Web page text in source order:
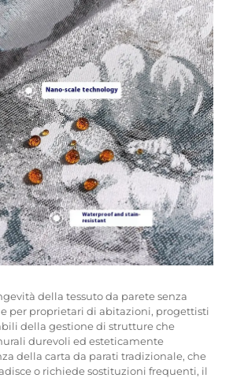
della tessuto da parete senza
per proprietari di abitazioni, progettisti
della gestione di strutture che
durevoli ed esteticamente
della carta da parati tradizionale, che
o richiede sostituzioni frequenti, il